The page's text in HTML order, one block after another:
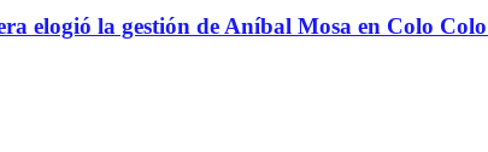
elogió la gestión de Aníbal Mosa en Colo